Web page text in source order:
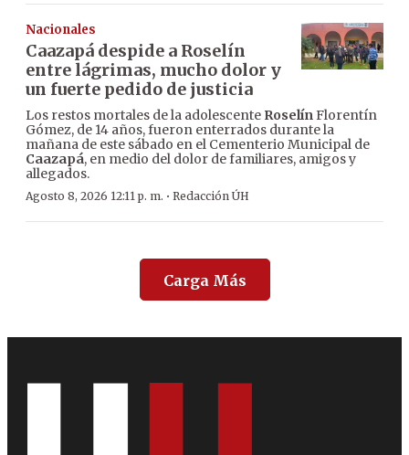
Nacionales
Caazapá despide a Roselín
entre lágrimas, mucho dolor y
un fuerte pedido de justicia
Los restos mortales de la adolescente RoselínFlorentín
Gómez, de 14 años, fueron enterrados durante la
mañana de este sábado en el Cementerio Municipal de
Caazapá, en medio del dolor de familiares, amigos y
allegados.
Agosto 8, 2026 12:11 p. m. · Redacción ÚH
Carga Más